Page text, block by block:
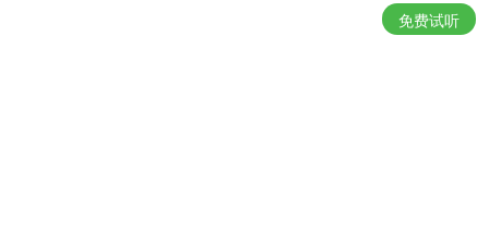
免费试听